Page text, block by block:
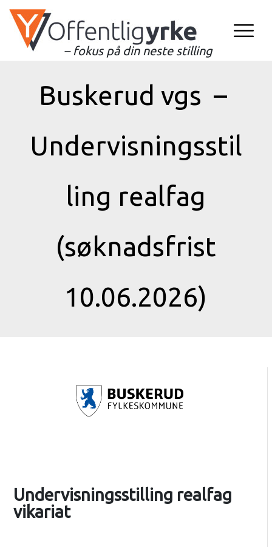
– fokus på din neste stilling
Buskerud vgs –
Undervisningsstil
ling realfag
(søknadsfrist
10.06.2026)
Undervisningsstilling realfag
vikariat